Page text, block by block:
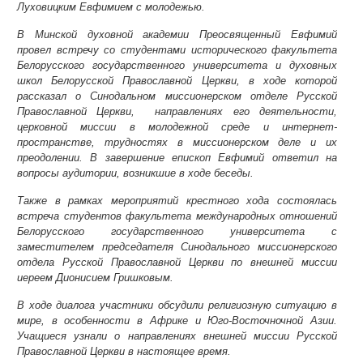
Луховицким Евфимием с молодежью.
В Минской духовной академии Преосвященный Евфимий
провел встречу со студентами исторического факультета
Белорусского государственного университета и духовных
школ Белорусской Православной Церкви, в ходе которой
рассказал о Синодальном миссионерском отделе Русской
Православной Церкви, направлениях его деятельности,
церковной миссии в молодежной среде и интернет-
пространстве, трудностях в миссионерском деле и их
преодолении. В завершение епископ Евфимий ответил на
вопросы аудитории, возникшие в ходе беседы.
Также в рамках мероприятий крестного хода состоялась
встреча студентов факультета международных отношений
Белорусского государственного университета с
заместителем председателя Синодального миссионерского
отдела Русской Православной Церкви по внешней миссии
иереем Дионисием Гришковым.
В ходе диалога участники обсудили религиозную ситуацию в
мире, в особенности в Африке и Юго-Восточночной Азии.
Учащиеся узнали о направлениях внешней миссии Русской
Православной Церкви в настоящее время.